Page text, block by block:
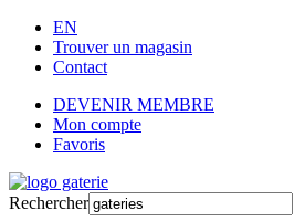
EN
Trouver un magasin
Contact
DEVENIR MEMBRE
Mon compte
Favoris
Aller
à
Aller
au
Rechercher